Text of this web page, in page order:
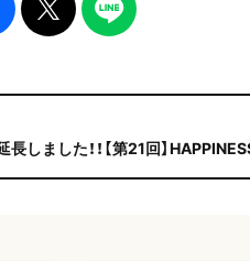
21回】HAPPINESS TALK「未来の学校 新シリーズ」 特集：『新渡戸文